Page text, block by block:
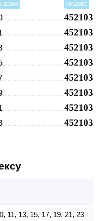
ДОМА ИНДЕКС
452103
452103
452103
452103
452103
452103
452103
452103
11, 13, 15, 17, 19, 21, 23